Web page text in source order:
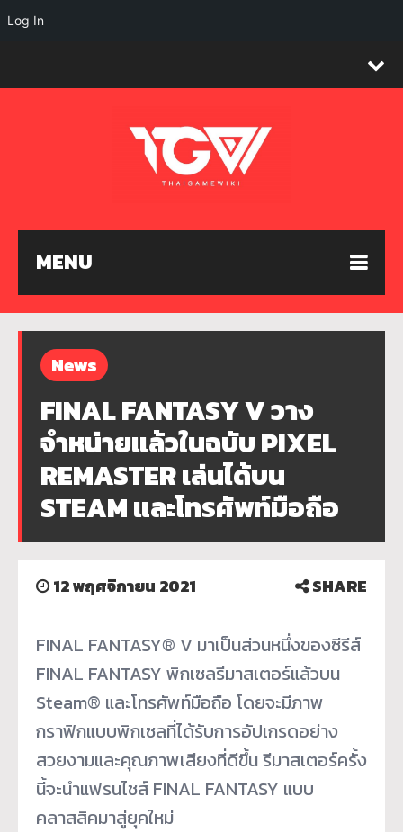
MENU
News
FINAL FANTASY V วาง
จำหน่ายแล้วในฉบับ PIXEL
REMASTER เล่นได้บน
STEAM และโทรศัพท์มือถือ
12 พฤศจิกายน 2021 SHARE
FINAL FANTASY® V มาเป็นส่วนหนึ่งของซีรีส์
FINAL FANTASY พิกเซลรีมาสเตอร์แล้วบน
Steam® และโทรศัพท์มือถือ โดยจะมีภาพ
กราฟิกแบบพิกเซลที่ได้รับการอัปเกรดอย่าง
สวยงามและคุณภาพเสียงที่ดีขึ้น รีมาสเตอร์ครั้ง
นี้จะนำแฟรนไชส์ FINAL FANTASY แบบ
คลาสสิคมาสู่ยุคใหม่
Log In